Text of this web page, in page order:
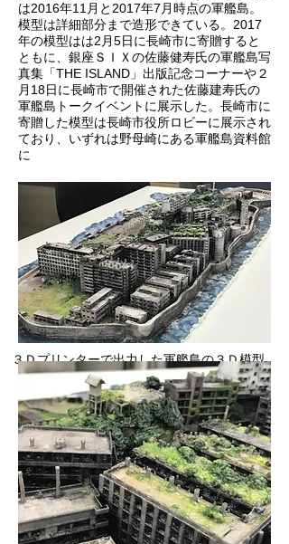
は2016年11月と2017年7月時点の軍艦島。
模型は詳細部分まで造形できている。2017
年の模型はは2月5日に長崎市に寄贈すると
ともに、銀座ＳＩＸの佐藤健寿氏の軍艦島写
真集「THE ISLAND」出版記念コーナーや２
月18日に長崎市で開催された佐藤建寿氏の
軍艦島トークイベントに展示した。長崎市に
寄贈した模型は長崎市役所ロビーに展示され
ており、いずれは野母崎にある軍艦島資料館
に
​３Ｄプリンターで出力した軍艦島の３Ｄ模型